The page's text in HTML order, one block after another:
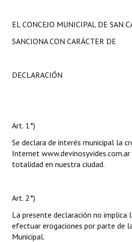
EL CONCEJO MUNICIPAL DE SAN
SANCIONA CON CARÁCTER DE
DECLARACIÓN
Art. 1°)
Se declara de interés municipal la
Internet www.devinosyvides.com.ar
totalidad en nuestra ciudad.
Art. 2°)
La presente declaración no implica
efectuar erogaciones por parte de
Municipal.